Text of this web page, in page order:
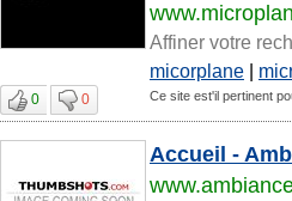
Affiner votre
micorplane |
0 0 Ce site est'il pertinent
Accueil -